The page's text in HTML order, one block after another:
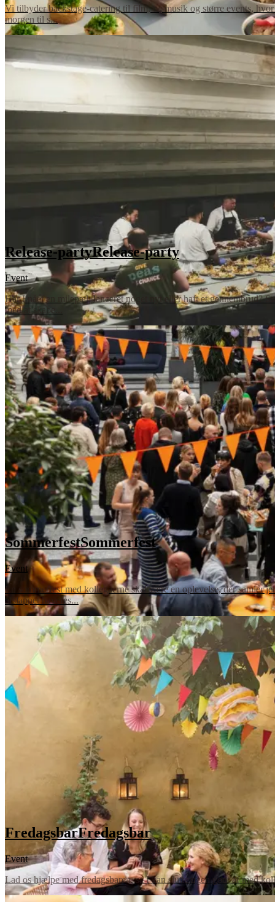
Vi tilbyder backstage-catering til film, tv, musik og større events,
morgen til s...
Release-partyRelease-party
Event
Har I nået en milepæl, lanceret noget nyt eller haft et gennembrud?
med at skabe...
SommerfestSommerfest
Event
En sommerfest med kollegaerne skal være en oplevelse, der samler
afslappet havefes...
FredagsbarFredagsbar
Event
Lad os hjælpe med fredagsbaren, så I kan slutte ugen godt af med